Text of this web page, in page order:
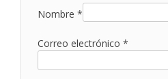
Nombre *
Correo electrónico *